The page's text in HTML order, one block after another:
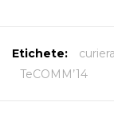
Etichete:
TeCOMM’14